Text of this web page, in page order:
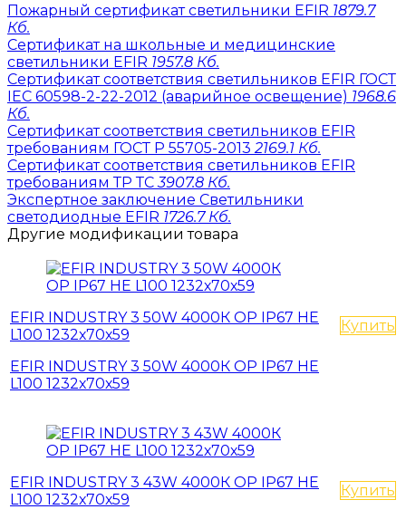
Пожарный сертификат светильники EFIR 1879.7
Кб.
Сертификат на школьные и медицинские
светильники EFIR 1957.8 Кб.
Сертификат соответствия светильников EFIR ГОСТ
IEC 60598-2-22-2012 (аварийное освещение) 1968.6
Кб.
Сертификат соответствия светильников EFIR
требованиям ГОСТ Р 55705-2013 2169.1 Кб.
Сертификат соответствия светильников EFIR
требованиям ТР ТС 3907.8 Кб.
Экспертное заключение Светильники
светодиодные EFIR 1726.7 Кб.
Другие модификации товара
EFIR INDUSTRY 3 50W 4000К OP IP67 HE
L100 1232х70х59
EFIR INDUSTRY 3 50W 4000К OP IP67 HE
L100 1232х70х59
Купить
EFIR INDUSTRY 3 43W 4000К OP IP67 HE
L100 1232х70х59
Купить